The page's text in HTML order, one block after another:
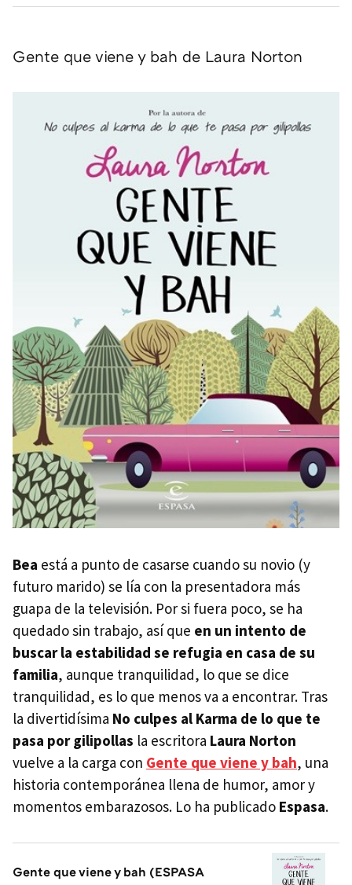
Gente que viene y bah de Laura Norton
Bea está a punto de casarse cuando su novio (y
futuro marido) se lía con la presentadora más
guapa de la televisión. Por si fuera poco, se ha
quedado sin trabajo, así que en un intento de
buscar la estabilidad se refugia en casa de su
familia, aunque tranquilidad, lo que se dice
tranquilidad, es lo que menos va a encontrar. Tras
la divertidísima No culpes al Karma de lo que te
pasa por gilipollas la escritora Laura Norton
vuelve a la carga con Gente que viene y bah, una
historia contemporánea llena de humor, amor y
momentos embarazosos. Lo ha publicado Espasa.
Gente que viene y bah (ESPASA